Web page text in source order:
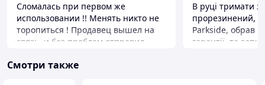
Сломалась при первом же
использовании !! Менять никто не
торопиться ! Продавец вышел на
связь, и без проблем отправил
Преимущества
В руці тримати
прорезинений,
Parkside, обрав
гарантії, та
Смотри также